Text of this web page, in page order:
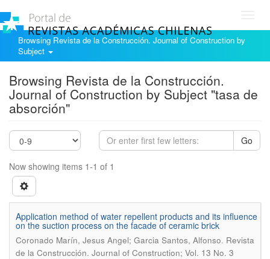
Browsing Revista de la Construcción. Journal of Construction by
Subject
Browsing Revista de la Construcción.
Journal of Construction by Subject "tasa de
absorción"
Go
Now showing items 1-1 of 1
Application method of water repellent products and its influence
on the suction process on the facade of ceramic brick
Coronado Marín, Jesus Angel; Garcia Santos, Alfonso. Revista
de la Construcción. Journal of Construction; Vol. 13 No. 3